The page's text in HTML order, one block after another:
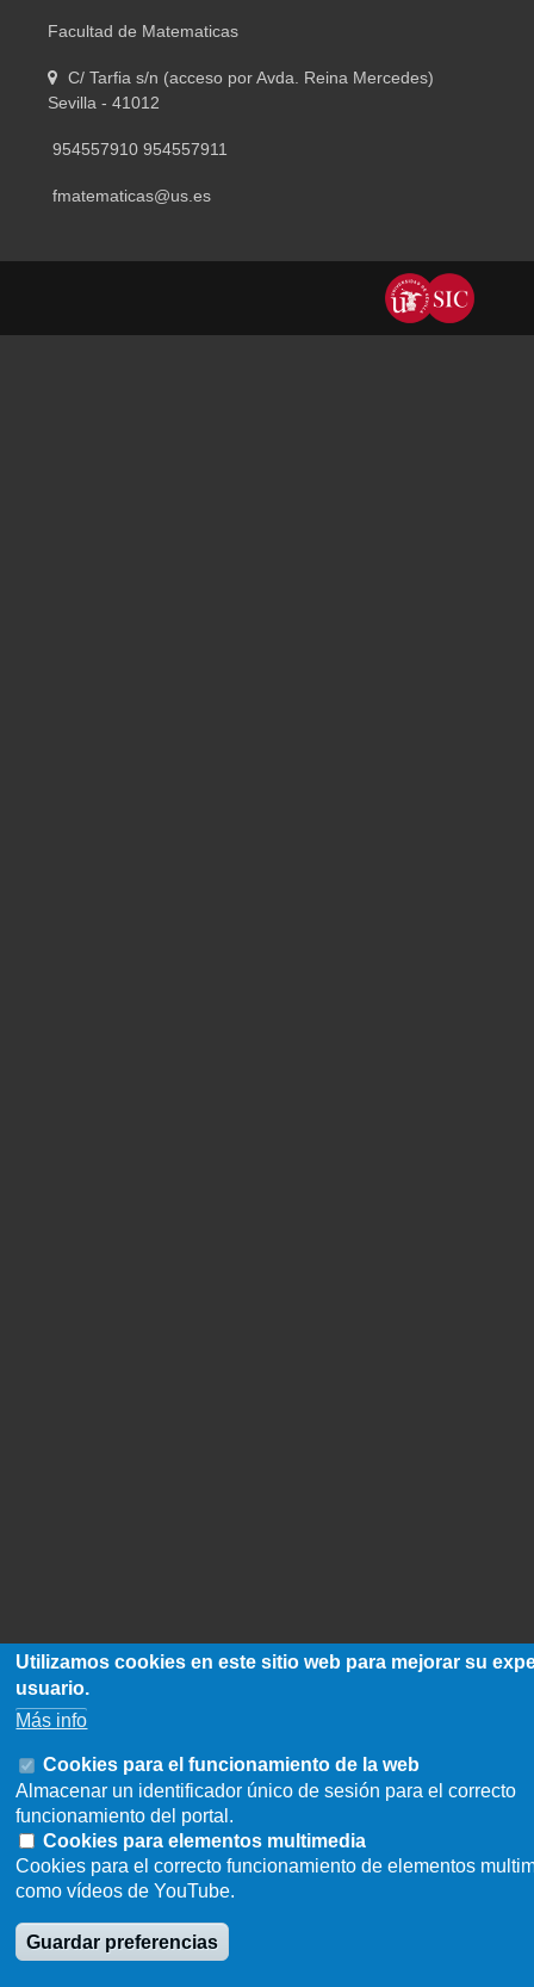
Facultad de Matematicas
C/ Tarfia s/n (acceso por Avda. Reina Mercedes)
Sevilla - 41012
954557910 954557911
fmatematicas@us.es
Utilizamos cookies en este sitio web para mejorar su
usuario.
Más info
Cookies para el funcionamiento de la web
Almacenar un identificador único de sesión para el correcto
funcionamiento del portal.
Cookies para elementos multimedia
Cookies para el correcto funcionamiento de elementos
como vídeos de YouTube.
Guardar preferencias